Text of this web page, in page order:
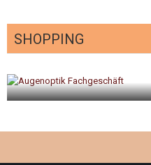
SHOPPING